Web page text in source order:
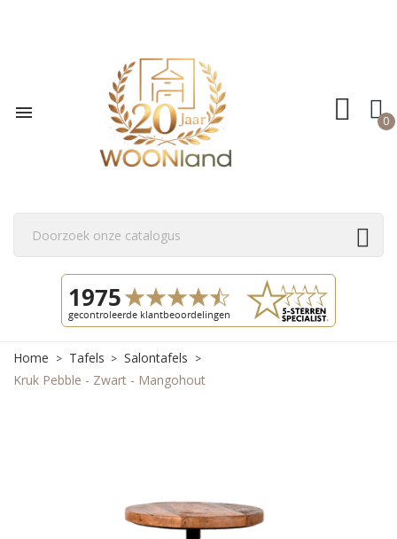
 0
Home Tafels
Salontafels
Kruk Pebble - Zwart - Mangohout